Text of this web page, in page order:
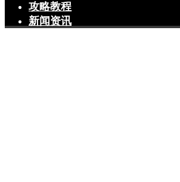
攻略教程
新闻资讯